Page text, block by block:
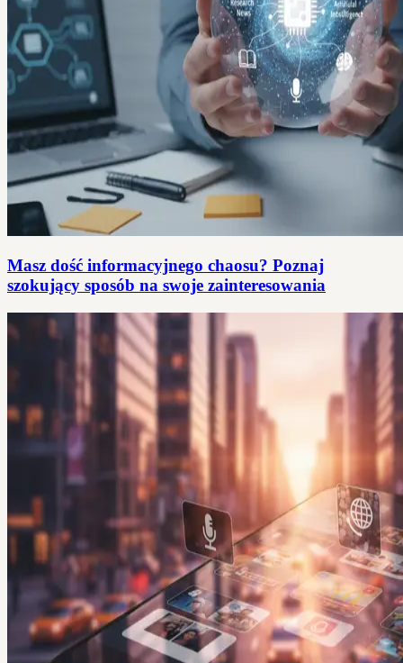
Masz dość informacyjnego chaosu? Poznaj
szokujący sposób na swoje zainteresowania